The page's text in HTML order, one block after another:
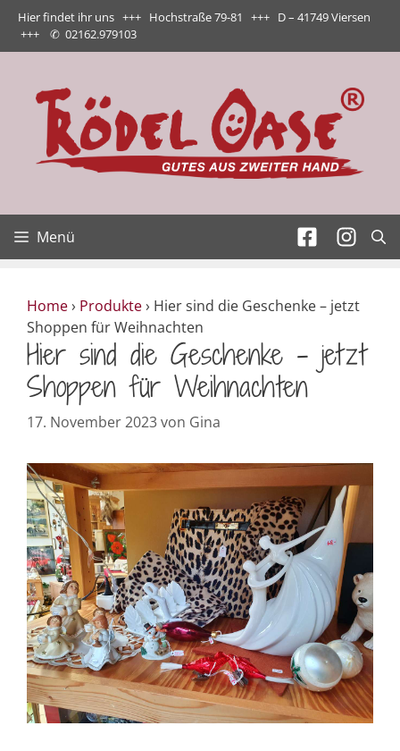
Zum
Inhalt
springen
Hier findet ihr uns +++ Hochstraße 79-81 +++ D – 41749 Viersen
+++ ✆ 02162.979103
Menü
Home› Produkte› Hier sind die Geschenke – jetzt
Shoppen für Weihnachten
Hier sind die Geschenke – jetzt
Shoppen für Weihnachten
17. November 2023von Gina